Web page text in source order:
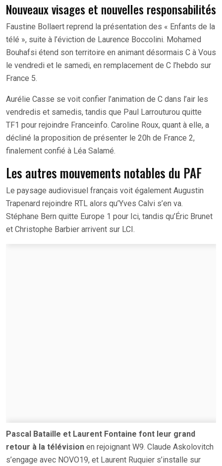
Nouveaux visages et nouvelles responsabilités
Faustine Bollaert reprend la présentation des « Enfants de la
télé », suite à l’éviction de Laurence Boccolini. Mohamed
Bouhafsi étend son territoire en animant désormais C à Vous
le vendredi et le samedi, en remplacement de C l’hebdo sur
France 5.
Aurélie Casse se voit confier l’animation de C dans l’air les
vendredis et samedis, tandis que Paul Larrouturou quitte
TF1 pour rejoindre Franceinfo. Caroline Roux, quant à elle, a
décliné la proposition de présenter le 20h de France 2,
finalement confié à Léa Salamé.
Les autres mouvements notables du PAF
Le paysage audiovisuel français voit également Augustin
Trapenard rejoindre RTL alors qu’Yves Calvi s’en va.
Stéphane Bern quitte Europe 1 pour Ici, tandis qu’Éric Brunet
et Christophe Barbier arrivent sur LCI.
Pascal Bataille et Laurent Fontaine font leur grand
retour à la télévision en rejoignant W9. Claude Askolovitch
s’engage avec NOVO19, et Laurent Ruquier s’installe sur